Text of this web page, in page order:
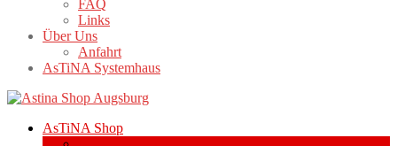
FAQ
Links
Über Uns
Anfahrt
AsTiNA Systemhaus
Zur
springen
Zum
springenAsTiNA Shop